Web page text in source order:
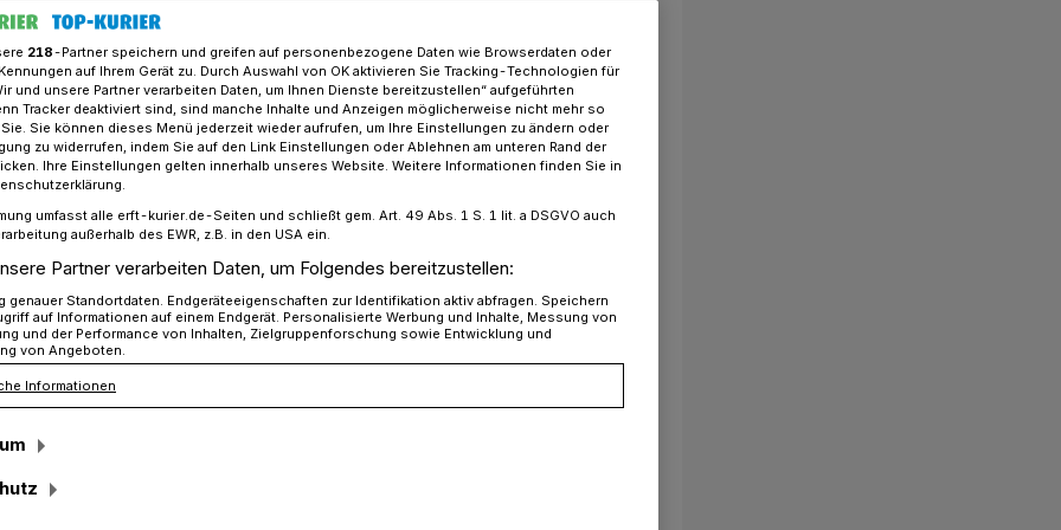
auf „Lange-Walker“ sind ein Glaubensbekenntnis!
„Lange-Walker“
nicht gefällt: Rund um das Brachland
des Stillstands – Bewegung
Hinterlassenschaft des
Betriebes könnte zu neuem Leben
des Landes sollen nunmehr zur
218-Partner speichern und greifen auf personenbezogene Daten wie Browserdaten oder
auf Ihrem Gerät zu. Durch Auswahl von OK aktivieren Sie Tracking-Technologien für
und unsere Partner verarbeiten Daten, um Ihnen Dienste bereitzustellen“ aufgeführten
Tracker deaktiviert sind, sind manche Inhalte und Anzeigen möglicherweise nicht mehr so
Sie können dieses Menü jederzeit wieder aufrufen, um Ihre Einstellungen zu ändern oder
zu widerrufen, indem Sie auf den Link Einstellungen oder Ablehnen am unteren Rand der
Ihre Einstellungen gelten innerhalb unseres Website. Weitere Informationen finden Sie in
umfasst alle erft-kurier.de-Seiten und schließt gem. Art. 49 Abs. 1 S. 1 lit. a DSGVO auch
außerhalb des EWR, z.B. in den USA ein.
Partner verarbeiten Daten, um Folgendes bereitzustellen:
genauer Standortdaten. Endgeräteeigenschaften zur Identifikation aktiv abfragen. Speichern
auf Informationen auf einem Endgerät. Personalisierte Werbung und Inhalte, Messung von
und der Performance von Inhalten, Zielgruppenforschung sowie Entwicklung und
von Angeboten.
Informationen